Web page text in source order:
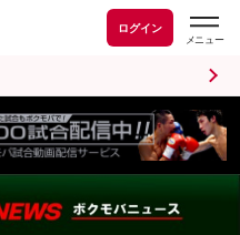
ログイン